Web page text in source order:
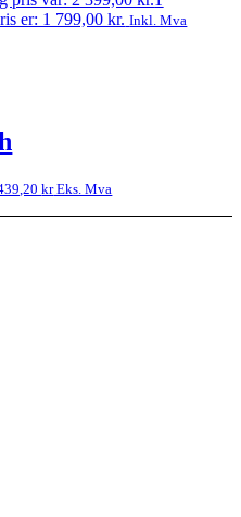
er: 1 799,00 kr. Inkl. Mva
krEks. Mva